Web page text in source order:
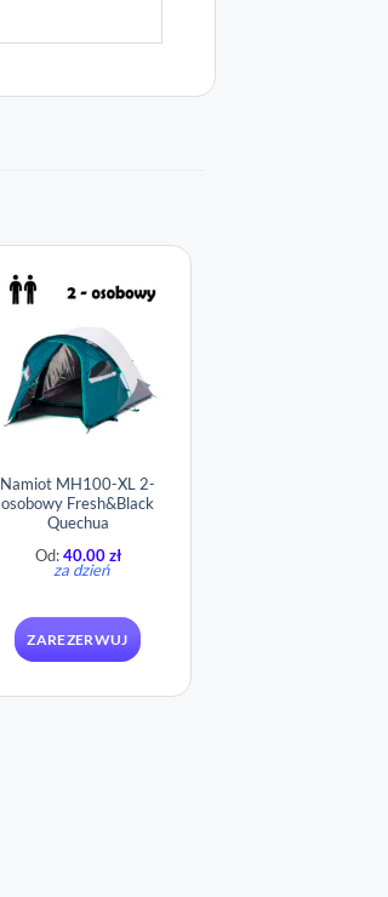
Namiot MH100-XL 2-
osobowy Fresh&Black​
Quechua
Od:40.00zł
za dzień
ZAREZERWUJ